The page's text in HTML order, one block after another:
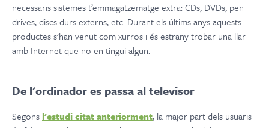
necessaris sistemes t’emmagatzematge extra: CDs, DVDs, pen
drives, discs durs externs, etc. Durant els últims anys aquests
productes s'han venut com xurros i és estrany trobar una llar
amb Internet que no en tingui algun.
De l'ordinador es passa al televisor
Segons l'estudi citat anteriorment, la major part dels usuaris